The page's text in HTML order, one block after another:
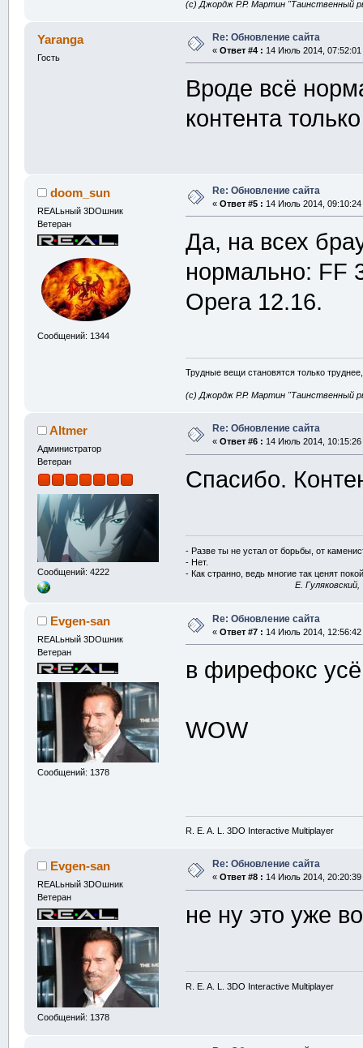
(с) Джордж Р.Р. Мартин "Таинственный
Yaranga
Гость
Re: Обновление сайта
« Ответ #4 : 14 Июль 2014, 07:52:01
Вроде всё
контента
doom_sun
REALьный 3DOшник
Ветеран
Сообщений: 1344
Re: Обновление сайта
« Ответ #5 : 14 Июль 2014, 09:10:24
Да, на всех
нормально: FF
Opera 12.16.
Трудные вещи становятся только
(с) Джордж Р.Р. Мартин "Таинственный
Altmer
Администратор
Ветеран
Сообщений: 4222
Re: Обновление сайта
« Ответ #6 : 14 Июль 2014, 10:15:26
Спасибо.
- Разве ты не устал от борьбы, от
- Нет.
- Как странно, ведь многие так ценят
E.
Evgen-san
REALьный 3DOшник
Ветеран
Сообщений: 1378
Re: Обновление сайта
« Ответ #7 : 14 Июль 2014, 12:56:42
в фирефокс
WOW
R. E. A. L. 3DO Interactive Multiplayer
Evgen-san
REALьный 3DOшник
Ветеран
Сообщений: 1378
Re: Обновление сайта
« Ответ #8 : 14 Июль 2014, 20:20:39
не ну это уже
R. E. A. L. 3DO Interactive Multiplayer